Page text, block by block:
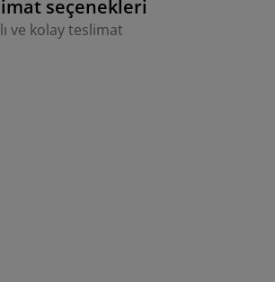
seçenekleri
ve kolay teslimat